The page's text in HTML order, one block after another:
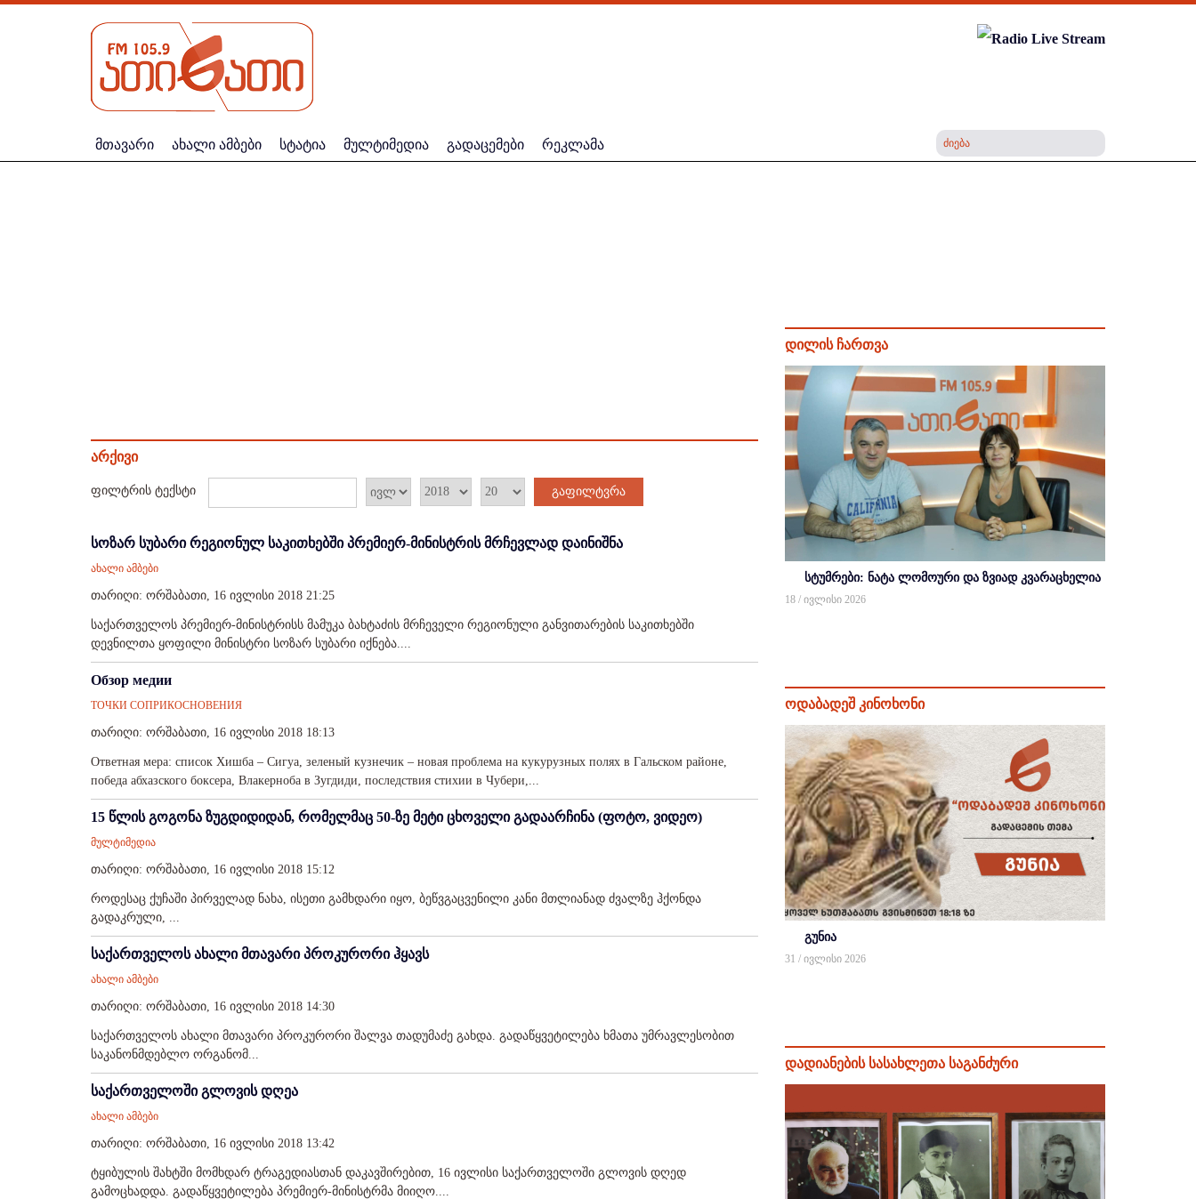
მთავარი ახალი ამბები სტატია მულტიმედია გადაცემები რეკლამა
არქივი
ფილტრის ტექსტი გაფილტვრა
სოზარ სუბარი რეგიონულ საკითხებში პრემიერ-მინისტრის მრჩევლად დაინიშნა
ახალი ამბები
თარიღი: ორშაბათი, 16 ივლისი 2018 21:25
საქართველოს პრემიერ-მინისტრისს მამუკა ბახტაძის მრჩეველი რეგიონული განვითარების საკითხებში
დევნილთა ყოფილი მინისტრი სოზარ სუბარი იქნება....
Обзор медии
ТОЧКИ СОПРИКОСНОВЕНИЯ
თარიღი: ორშაბათი, 16 ივლისი 2018 18:13
Ответная мера: список Хишба – Сигуа, зеленый кузнечик – новая проблема на кукурузных полях в Гальском районе,
победа абхазского боксера, Влакерноба в Зугдиди, последствия стихии в Чубери,...
15 წლის გოგონა ზუგდიდიდან, რომელმაც 50-ზე მეტი ცხოველი გადაარჩინა (ფოტო, ვიდეო)
მულტიმედია
თარიღი: ორშაბათი, 16 ივლისი 2018 15:12
როდესაც ქუჩაში პირველად ნახა, ისეთი გამხდარი იყო, ბეწვგაცვენილი კანი მთლიანად ძვალზე ჰქონდა
გადაკრული, ...
საქართველოს ახალი მთავარი პროკურორი ჰყავს
ახალი ამბები
თარიღი: ორშაბათი, 16 ივლისი 2018 14:30
საქართველოს ახალი მთავარი პროკურორი შალვა თადუმაძე გახდა. გადაწყვეტილება ხმათა უმრავლესობით
საკანონმდებლო ორგანომ...
საქართველოში გლოვის დღეა
ახალი ამბები
თარიღი: ორშაბათი, 16 ივლისი 2018 13:42
ტყიბულის შახტში მომხდარ ტრაგედიასთან დაკავშირებით, 16 ივლისი საქართველოში გლოვის დღედ
გამოცხადდა. გადაწყვეტილება პრემიერ-მინისტრმა მიიღო....
დილის ჩართვა
სტუმრები: ნატა ლომოური და ზვიად კვარაცხელია
18 / ივლისი 2026
ოდაბადეშ კინოხონი
გუნია
31 / ივლისი 2026
დადიანების სასახლეთა საგანძური